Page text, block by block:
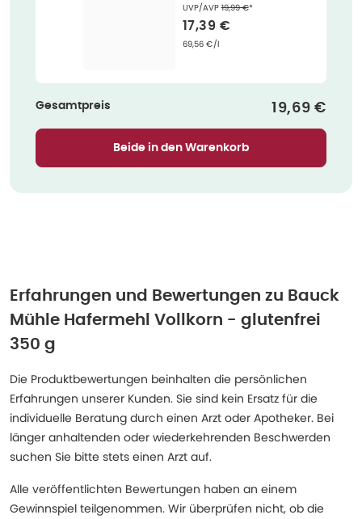
UVP/AVPEhemaliger Preis (U V P)
19,99 €*
Verkaufspreis
17,39 €
Grundpreis
69,56 €/l
Gesamtpreis 19,69 €
Beide in den Warenkorb
Erfahrungen und Bewertungen zu Bauck
Mühle Hafermehl Vollkorn - glutenfrei
350 g
Die Produktbewertungen beinhalten die persönlichen
Erfahrungen unserer Kunden. Sie sind kein Ersatz für die
individuelle Beratung durch einen Arzt oder Apotheker. Bei
länger anhaltenden oder wiederkehrenden Beschwerden
suchen Sie bitte stets einen Arzt auf.
Alle veröffentlichten Bewertungen haben an einem
Gewinnspiel teilgenommen. Wir überprüfen nicht, ob die